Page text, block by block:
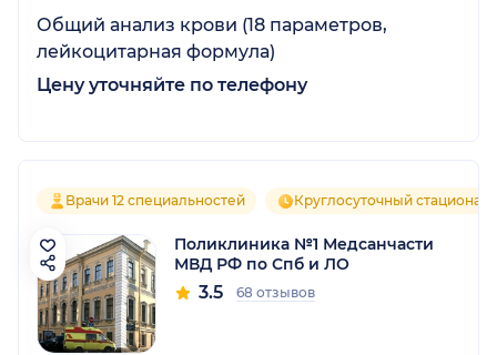
Общий анализ крови (18 параметров,
лейкоцитарная формула)
Цену уточняйте по телефону
Врачи 12 специальностей Круглосуточный стационар
Поликлиника №1 Медсанчасти
МВД РФ по Спб и ЛО
3.5 68 отзывов